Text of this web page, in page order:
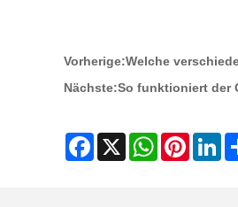
Vorherige:Welche
Nächste:So funktioniert der
Facebook
X WhatsAppPinterest